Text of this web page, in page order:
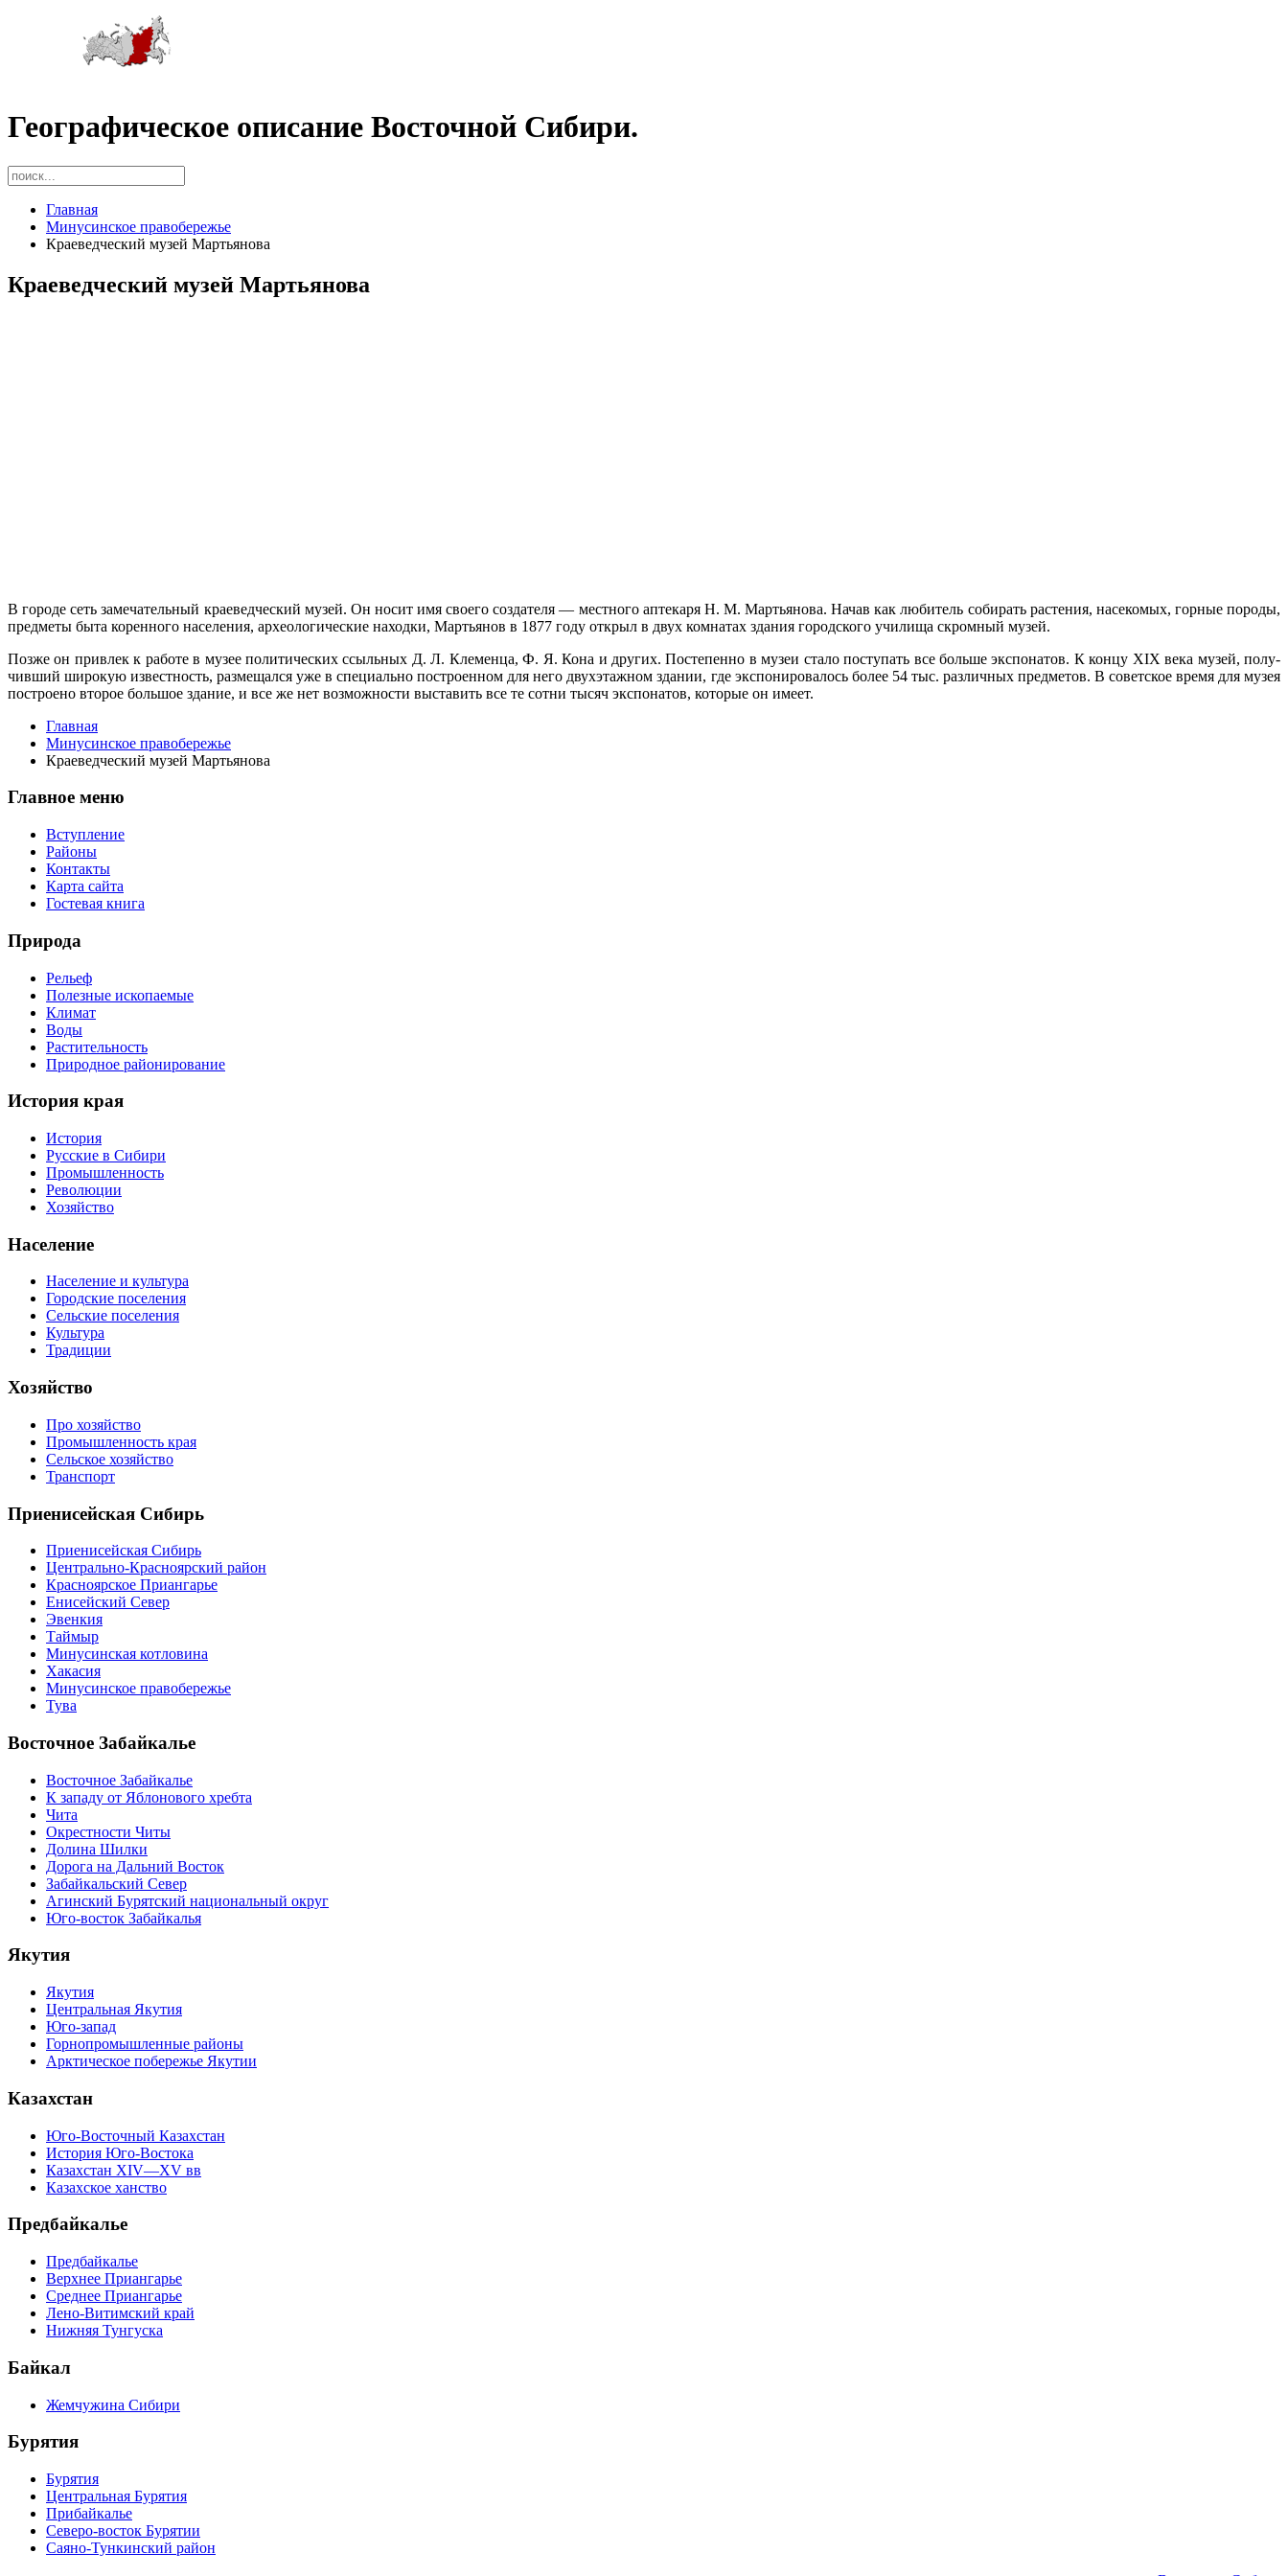
Географическое описание Восточной Сибири.
Главная
Минусинское правобережье
Краеведческий музей Мартьянова
Краеведческий музей Мартьянова
В городе сеть замечательный краеведче­ский музей. Он носит имя своего создателя — местного аптекаря Н. М. Мартьяно­ва. Начав как любитель собирать растения, насекомых, горные породы,
предметы бы­та коренного населения, археологические находки, Мартьянов в 1877 году открыл в двух комнатах здания городского учили­ща скромный музей.
Позже он привлек к работе в музее политических ссыльных Д. Л. Клеменца, Ф. Я. Кона и других. Постепенно в музеи стало поступать все больше экспонатов. К концу XIX века музей, полу­
чивший широкую известность, размещал­ся уже в специально построенном для него двухэтажном здании, где экспонировалось более 54 тыс. различных предметов. В советское время для музея
построено вто­рое большое здание, и все же нет возможности выставить все те сотни тысяч экспонатов, которые он имеет.
Главная
Минусинское правобережье
Краеведческий музей Мартьянова
Главное меню
Вступление
Районы
Контакты
Карта сайта
Гостевая книга
Природа
Рельеф
Полезные ископаемые
Климат
Воды
Растительность
Природное районирование
История края
История
Русские в Сибири
Промышленность
Революции
Хозяйство
Население
Население и культура
Городские поселения
Сельские поселения
Культура
Традиции
Хозяйство
Про хозяйство
Промышленность края
Сельское хозяйство
Транспорт
Приенисейская Сибирь
Приенисейская Сибирь
Центрально-Красноярский район
Красноярское Приангарье
Енисейский Север
Эвенкия
Таймыр
Минусинская котловина
Хакасия
Минусинское правобережье
Тува
Восточное Забайкалье
Восточное Забайкалье
К западу от Яблонового хребта
Чита
Окрестности Читы
Долина Шилки
Дорога на Дальний Восток
Забайкальский Север
Агинский Бурятский национальный округ
Юго-восток Забайкалья
Якутия
Якутия
Центральная Якутия
Юго-запад
Горнопромышленные районы
Арктическое побережье Якутии
Казахстан
Юго-Восточный Казахстан
История Юго-Востока
Казахстан XIV—XV вв
Казахское ханство
Предбайкалье
Предбайкалье
Верхнее Приангарье
Среднее Приангарье
Лено-Витимский край
Нижняя Тунгуска
Байкал
Жемчужина Сибири
Бурятия
Бурятия
Центральная Бурятия
Прибайкалье
Северо-восток Бурятии
Саяно-Тункинский район